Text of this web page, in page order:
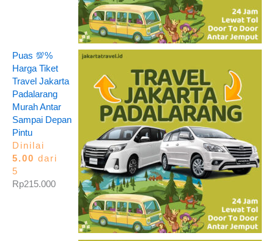
Puas 💯%
Harga Tiket
Travel Jakarta
Padalarang
Murah Antar
Sampai Depan
Pintu
Dinilai
5.00 dari
5
Rp215.000